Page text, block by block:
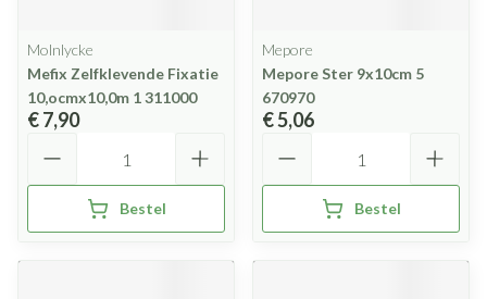
Molnlycke
Mefix Zelfklevende Fixatie
10,ocmx10,0m 1 311000
€ 7,90
Bestel
Mepore
Mepore Ster 9x10cm 5
670970
€ 5,06
Bestel